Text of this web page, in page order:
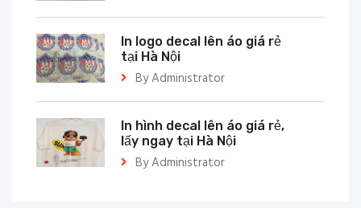
In logo decal lên áo giá rẻ
tại Hà Nội
By Administrator
In hình decal lên áo giá rẻ,
lấy ngay tại Hà Nội
By Administrator